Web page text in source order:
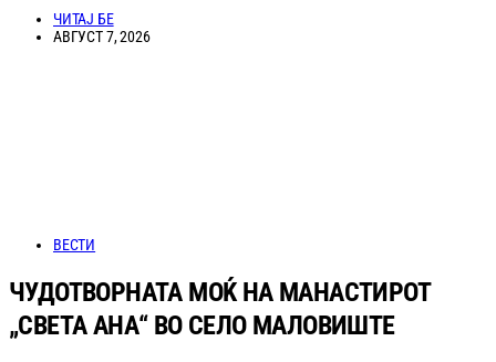
ЧИТАЈ БЕ
АВГУСТ 7, 2026
ВЕСТИ
ЧУДОТВОРНАТА МОЌ НА МАНАСТИРОТ
„СВЕТА АНА“ ВО СЕЛО МАЛОВИШТЕ